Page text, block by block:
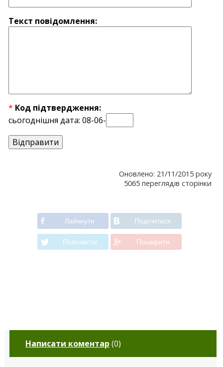
Текст повідомлення:
* Код підтвердження:
сьогоднішня дата: 08-06-
Оновлено: 21/11/2015 року
5065 переглядів сторінки
Лайкнути Подiлитися
Розповiсти Поширити
Написати коментар (0)